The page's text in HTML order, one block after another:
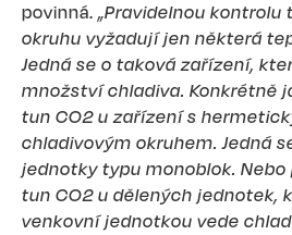
povinná. „Pravidelnou
okruhu vyžadují jen některá
Jedná se o taková zařízení,
množství chladiva. Konkrétně
tun CO2 u zařízení s
chladivovým okruhem. Jedná
jednotky typu monoblok.
tun CO2 u dělených jednotek,
venkovní jednotkou vede